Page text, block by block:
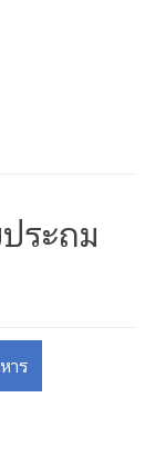
ระถม
าร